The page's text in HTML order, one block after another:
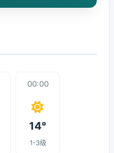
00:00
14°
1-3级